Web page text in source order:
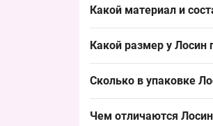
подростковый размер,
Какой материал и
пик продаж с ноября по
Какой размер у Лосин
выкладывается в
Сколько в упаковке
покупателей и упрощает
Чем отличаются